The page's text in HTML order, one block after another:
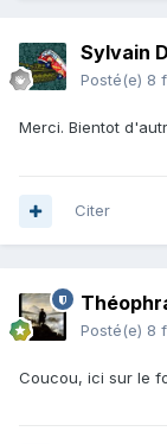
Sylvain
Posté(e) 8
Merci. Bientot
Citer
Posté(e) 8
Coucou, ici sur le